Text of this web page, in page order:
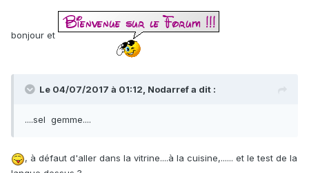
bonjour et
Le 04/07/2017 à 01:12, Nodarrefa dit :
....sel gemme....
, à défaut d'aller dans la vitrine....à la cuisine,...... et le test de la